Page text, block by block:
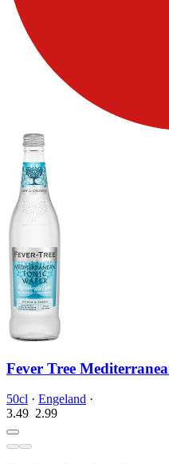
Fever Tree
50cl · Engeland ·
3.49 2.99